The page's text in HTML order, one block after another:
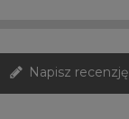
Napisz recenzję